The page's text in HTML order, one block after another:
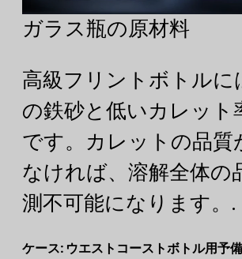
ガラス瓶の原材料
高級フリントボトルに
の鉄砂と低いカレット
です。カレットの品質
なければ、溶解全体の
測不可能になります。.
ケース: ウエストコーストボトル用予